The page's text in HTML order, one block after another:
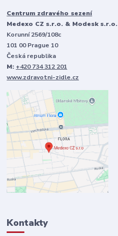
Centrum zdravého sezení
Medexo CZ s.r.o. & Modesk s.r.o.
Korunní 2569/108c
101 00 Prague 10
Česká republika
M: +420 734 312 201
www.zdravotni-zidle.cz
Kontakty